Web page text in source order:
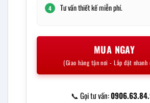
4 Tư vấn thiết kế miễn phí.
MUA NGAY
(Giao hàng tận nơi - Lắp đặt nhanh
📞 Gọi tư vấn: